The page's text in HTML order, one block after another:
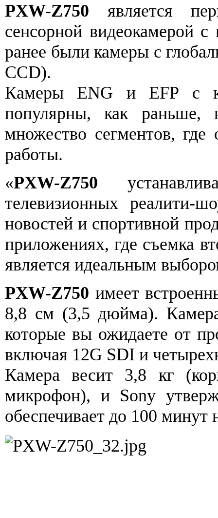
PXW-Z750 является
сенсорной видеокамерой
ранее были камеры с
CCD).
Камеры ENG и EFP с
популярны, как
множество сегментов, где
работы.
«PXW-Z750
телевизионных реалити-
новостей и спортивной
приложениях, где съемка
является идеальным
PXW-Z750 имеет
8,8 см (3,5 дюйма).
которые вы ожидаете от
включая 12G SDI и
Камера весит 3,8 кг
микрофон), и Sony
обеспечивает до 100